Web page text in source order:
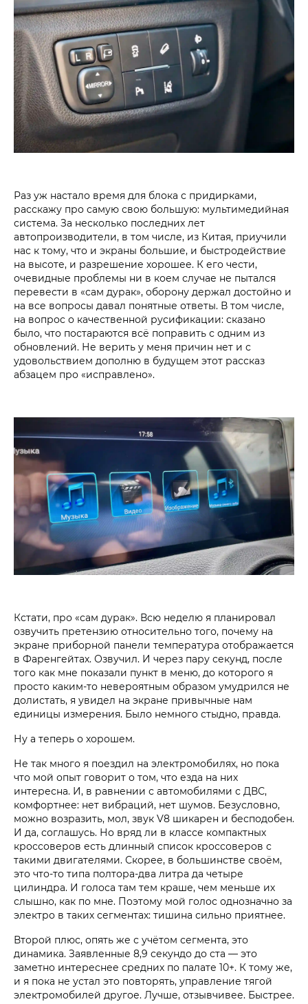
Раз уж настало время для блока с придирками,
расскажу про самую свою большую: мультимедийная
система. За несколько последних лет
автопроизводители, в том числе, из Китая, приучили
нас к тому, что и экраны большие, и быстродействие
на высоте, и разрешение хорошее. К его чести,
очевидные проблемы ни в коем случае не пытался
перевести в «сам дурак», оборону держал достойно и
на все вопросы давал понятные ответы. В том числе,
на вопрос о качественной русификации: сказано
было, что постараются всё поправить с одним из
обновлений. Не верить у меня причин нет и с
удовольствием дополню в будущем этот рассказ
абзацем про «исправлено».
Кстати, про «сам дурак». Всю неделю я планировал
озвучить претензию относительно того, почему на
экране приборной панели температура отображается
в Фаренгейтах. Озвучил. И через пару секунд, после
того как мне показали пункт в меню, до которого я
просто каким-то невероятным образом умудрился не
долистать, я увидел на экране привычные нам
единицы измерения. Было немного стыдно, правда.
Ну а теперь о хорошем.
Не так много я поездил на электромобилях, но пока
что мой опыт говорит о том, что езда на них
интересна. И, в равнении с автомобилями с ДВС,
комфортнее: нет вибраций, нет шумов. Безусловно,
можно возразить, мол, звук V8 шикарен и бесподобен.
И да, соглашусь. Но вряд ли в классе компактных
кроссоверов есть длинный список кроссоверов с
такими двигателями. Скорее, в большинстве своём,
это что-то типа полтора-два литра да четыре
цилиндра. И голоса там тем краше, чем меньше их
слышно, как по мне. Поэтому мой голос однозначно за
электро в таких сегментах: тишина сильно приятнее.
Второй плюс, опять же с учётом сегмента, это
динамика. Заявленные 8,9 секундо до ста — это
заметно интереснее средних по палате 10+. К тому же,
и я пока не устал это повторять, управление тягой
электромобилей другое. Лучше, отзывчивее. Быстрее.